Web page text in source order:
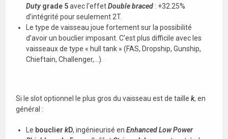
Duty grade 5avec l’effetDouble braced : +32.25%
d’intégrité pour seulement 2T.
Le type de vaisseau joue fortement sur la possibilité
d’avoir un bouclier imposant. C’est plus difficile avec les
vaisseaux de type « hull tank » (FAS, Dropship, Gunship,
Chieftain, Challenger,…).
Si le slot optionnel le plus gros du vaisseau est de taillek, en
général :
Le bouclierkD, ingénieurisé enEnhanced Low Power